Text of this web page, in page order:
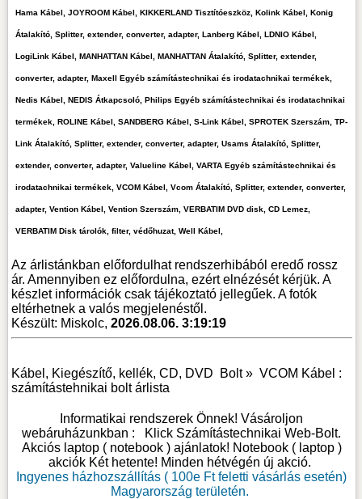
Hama Kábel, JOYROOM Kábel, KIKKERLAND Tisztítóeszköz, Kolink Kábel, Konig
Átalakító, Splitter, extender, converter, adapter, Lanberg Kábel, LDNIO Kábel,
LogiLink Kábel, MANHATTAN Kábel, MANHATTAN Átalakító, Splitter, extender,
converter, adapter, Maxell Egyéb számítástechnikai és irodatachnikai termékek,
Nedis Kábel, NEDIS Átkapcsoló, Philips Egyéb számítástechnikai és irodatachnikai
termékek, ROLINE Kábel, SANDBERG Kábel, S-Link Kábel, SPROTEK Szerszám, TP-
Link Átalakító, Splitter, extender, converter, adapter, Usams Átalakító, Splitter,
extender, converter, adapter, Valueline Kábel, VARTA Egyéb számítástechnikai és
irodatachnikai termékek, VCOM Kábel, Vcom Átalakító, Splitter, extender, converter,
adapter, Vention Kábel, Vention Szerszám, VERBATIM DVD disk, CD Lemez,
VERBATIM Disk tárolók, filter, védőhuzat, Well Kábel,
Az árlistánkban előfordulhat rendszerhibából eredő rossz
ár. Amennyiben ez előfordulna, ezért elnézését kérjük. A
készlet információk csak tájékoztató jellegűek. A fotók
eltérhetnek a valós megjelenéstől.
Készült: Miskolc,2026.08.06. 3:19:19
Kábel, Kiegészítő, kellék, CD, DVD Bolt »VCOM Kábel :
számítástehnikai bolt árlista
Informatikai rendszerek Önnek! Vásároljon
webáruházunkban : Klick Számítástechnikai Web-Bolt.
Akciós laptop ( notebook ) ajánlatok! Notebook ( laptop )
akciók Két hetente! Minden hétvégén új akció.
Ingyenes házhozszállítás ( 100e Ft feletti vásárlás esetén)
Magyarország területén.